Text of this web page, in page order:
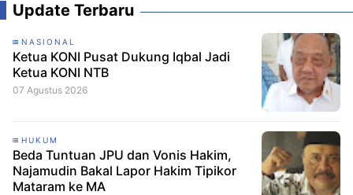
Update Terbaru
NASIONAL
Ketua KONI Pusat Dukung Iqbal Jadi
Ketua KONI NTB
07 Agustus 2026
HUKUM
Beda Tuntuan JPU dan Vonis Hakim,
Najamudin Bakal Lapor Hakim Tipikor
Mataram ke MA